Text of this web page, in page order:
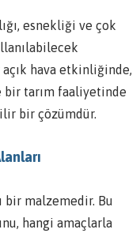
esnekliği ve çok
hava etkinliğinde,
bir tarım faaliyetinde
bir çözümdür.
bir malzemedir. Bu
hangi amaçlarla